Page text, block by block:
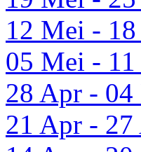
12 Mei -
05 Mei -
28 Apr -
21 Apr - 27